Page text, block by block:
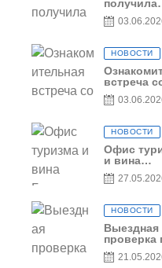
получила
признание
Culinary
НОВОСТИ
встреча
студентами
туризму»
НОВОСТИ
Офис
и вина
Гагаузии —
участник
по
туризма
НОВОСТИ
Выездная
проверка
вопросам